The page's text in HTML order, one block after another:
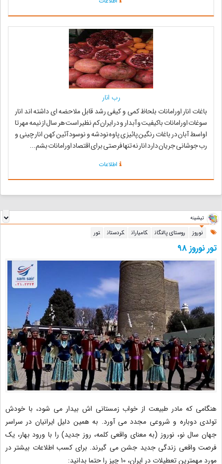
رب انار
باغات انار اورامانات بلحاظ کمی و کیفی رشد قابل ملاحضه ای داشته اند انار
سوغات اورامانات باکیفیت و آبدار و در ایران کم نظیر است هر سال از نیمه مهر تا
اواسط آبان در باغات رنگین پائیزی پاوه نودشه و نوسود آئین کهن انار چینی و
رب جوشانی جریان دارد انار نه تنها فرصتی برای اقتصاد اورامانات بشم...
اطلاعات
تیشینه
نوروز روستای پالنگان کامیاران کردستان تور
تور نوروز 98
هنگامی که مادر طبیعت از خواب زمستانی اش بیدار می شود، با خودش
تولدی دوباره و شروعی مجدد می آورد. به همین دلیل ایرانیان در سراسر
جهان سال نو، نوروز (به معنای واقعی کلمه، روز جدید) را با ورود بهار، یک
فرصت واقعی زندگی جدید جشن می گیرند. برای کسب اطلاعات بیشتر در
مورد مهمترین تعطیلات در ایران، 10 چیز را حتما بدانید: